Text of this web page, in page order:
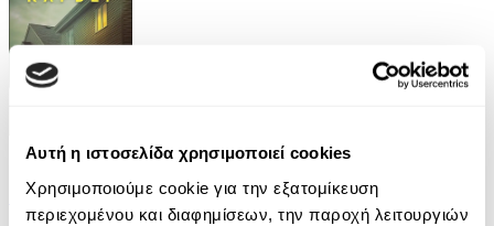
Αυτή η ιστοσελίδα χρησιμοποιεί cookies
Χρησιμοποιούμε cookie για την εξατομίκευση
περιεχομένου και διαφημίσεων, την παροχή λειτουργιών
eBook
Ελέφαντας